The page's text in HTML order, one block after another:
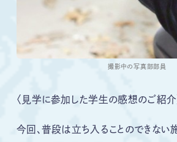
撮影中の写真部部員
〈見学に参加した学生の感想のご紹介
今回、普段は立ち入ることのできな